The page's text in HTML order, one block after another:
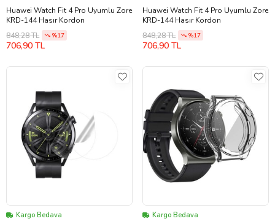
Huawei Watch Fit 4 Pro Uyumlu Zore
KRD-144 Hasır Kordon
848,28 TL
%17
706,90 TL
Huawei Watch Fit 4 Pro Uyumlu Zore
KRD-144 Hasır Kordon
848,28 TL
%17
706,90 TL
Kargo Bedava Kargo Bedava